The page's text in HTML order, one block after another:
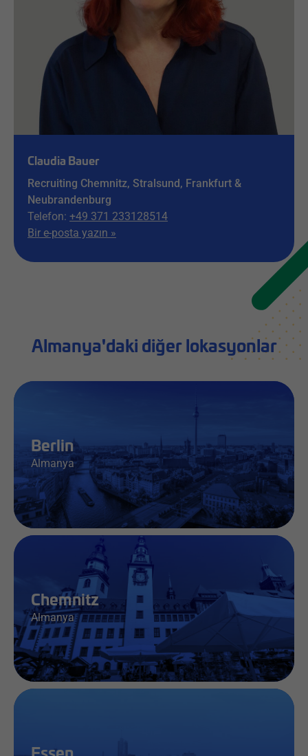
Claudia Bauer
Recruiting Chemnitz, Stralsund, Frankfurt &
Neubrandenburg
Telefon: +49 371 233128514
Bir e-posta yazın »
Almanya'daki diğer lokasyonlar
Berlin
Almanya
Chemnitz
Almanya